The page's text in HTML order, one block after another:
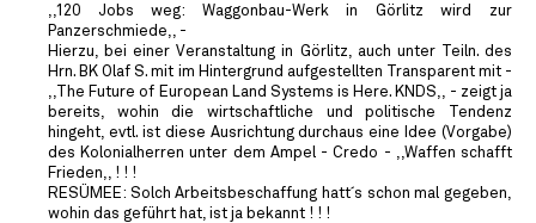
,,120 Jobs weg: Waggonbau-Werk in Görlitz wird zur
Panzerschmiede,, -
Hierzu, bei einer Veranstaltung in Görlitz, auch unter Teiln. des
Hrn. BK Olaf S. mit im Hintergrund aufgestellten Transparent mit -
,,The Future of European Land Systems is Here. KNDS,, - zeigt ja
bereits, wohin die wirtschaftliche und politische Tendenz
hingeht, evtl. ist diese Ausrichtung durchaus eine Idee (Vorgabe)
des Kolonialherren unter dem Ampel - Credo - ,,Waffen schafft
Frieden,, ! ! !
RESÜMEE: Solch Arbeitsbeschaffung hatt´s schon mal gegeben,
wohin das geführt hat, ist ja bekannt ! ! !